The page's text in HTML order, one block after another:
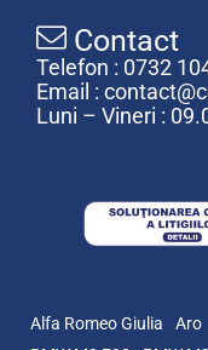
Contact
Telefon : 0732
Email :
Luni – Vineri :
Alfa Romeo Giulia Aro